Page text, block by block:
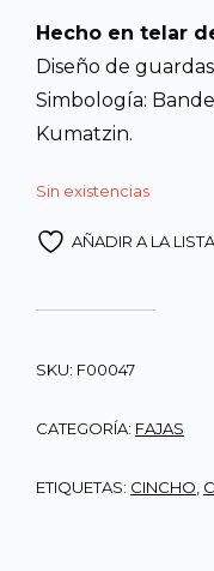
Hecho en telar
Diseño de
Simbología:
Kumatzin.
Sin existencias
AÑADIR A LA
SKU: F00047
CATEGORÍA: FAJAS
ETIQUETAS: CINCHO